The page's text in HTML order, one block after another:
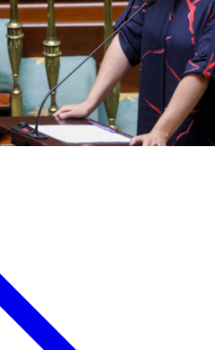
"Marie-Colline Leroy devient la